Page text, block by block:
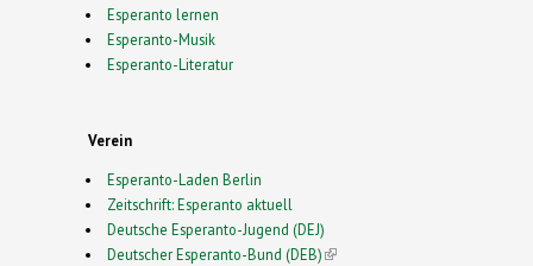
Esperanto lernen
Esperanto-Musik
Esperanto-Literatur
Verein
Esperanto-Laden Berlin
Zeitschrift: Esperanto aktuell
Deutsche Esperanto-Jugend (DEJ)
Deutscher Esperanto-Bund (DEB)(link is external)